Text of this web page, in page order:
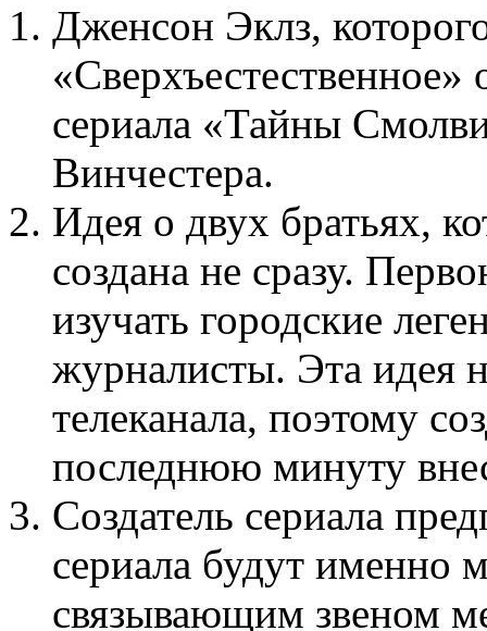
Дженсон Эклз,
«Сверхъестественное»
сериала «Тайны
Винчестера.
Идея о двух братьях,
создана не сразу.
изучать городские
журналисты. Эта идея
телеканала, поэтому
последнюю минуту
Создатель сериала
сериала будут именно
связывающим звеном